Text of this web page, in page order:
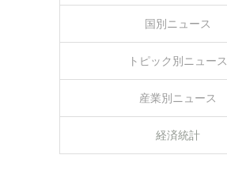
国別ニュース
トピック別ニュース
産業別ニュース
経済統計